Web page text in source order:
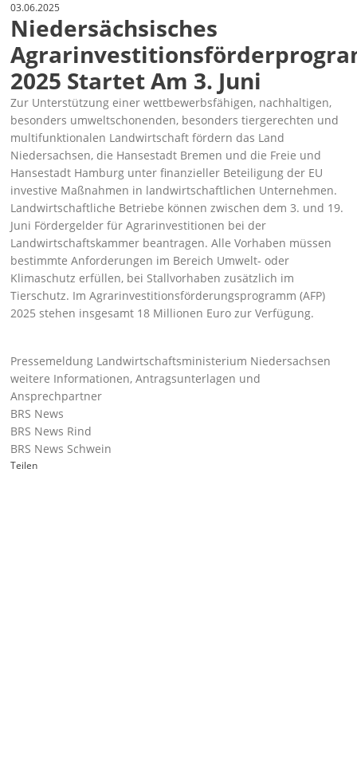
03.06.2025
Niedersächsisches
2025 Startet Am 3. Juni
Zur Unterstützung einer wettbewerbsfähigen, nachhaltigen,
besonders umweltschonenden, besonders tiergerechten und
multifunktionalen Landwirtschaft fördern das Land
Niedersachsen, die Hansestadt Bremen und die Freie und
Hansestadt Hamburg unter finanzieller Beteiligung der EU
investive Maßnahmen in landwirtschaftlichen Unternehmen.
Landwirtschaftliche Betriebe können zwischen dem 3. und 19.
Juni Fördergelder für Agrarinvestitionen bei der
Landwirtschaftskammer beantragen. Alle Vorhaben müssen
bestimmte Anforderungen im Bereich Umwelt- oder
Klimaschutz erfüllen, bei Stallvorhaben zusätzlich im
Tierschutz. Im Agrarinvestitionsförderungsprogramm (AFP)
2025 stehen insgesamt 18 Millionen Euro zur Verfügung.
Pressemeldung Landwirtschaftsministerium Niedersachsen
weitere Informationen, Antragsunterlagen und
Ansprechpartner
BRS News
BRS News Rind
BRS News Schwein
Teilen